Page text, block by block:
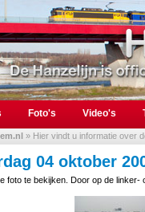
Foto's Video's
» Hier vindt u informatie over
04 oktober
foto te bekijken. Door op de